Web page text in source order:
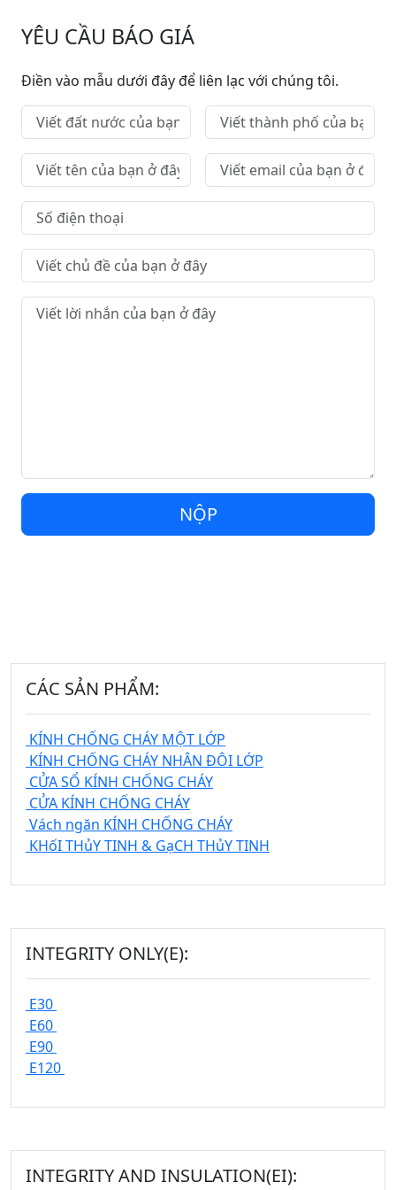
YÊU CẦU BÁO GIÁ
Điền vào mẫu dưới đây để liên lạc với chúng tôi.
NỘP
CÁC SẢN PHẨM:
KÍNH CHỐNG CHÁY MỘT LỚP
KÍNH CHỐNG CHÁY NHÂN ĐÔI LỚP
CỬA SỔ KÍNH CHỐNG CHÁY
CỬA KÍNH CHỐNG CHÁY
Vách ngăn KÍNH CHỐNG CHÁY
KHốI THủY TINH & GạCH THủY TINH
INTEGRITY ONLY(E):
E30
E60
E90
E120
INTEGRITY AND INSULATION(EI):